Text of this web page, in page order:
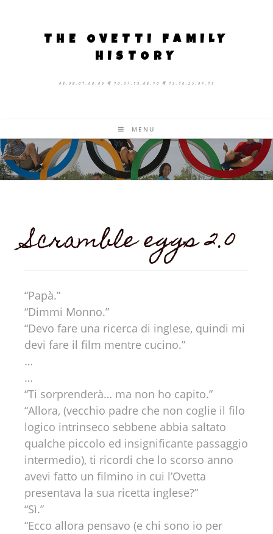
THE OVETTI FAMILY
HISTORY
08.08.09.00.06 # 10.07.13.08.40 # 12.10.25.04.13
MENU
Scramble eggs 2.0
“Papà.”
“Dimmi Monno.”
“Devo fare una ricerca di inglese, quindi mi
devi fare il film mentre cucino.”
…
…
“Ti sorprenderà… ma non ho capito.”
“Allora, (vecchio padre che non coglie il filo
logico intrinseco sebbene abbia saltato
qualche piccolo ed insignificante passaggio
intermedio), ti ricordi che lo scorso anno
avevi fatto un filmino in cui l’Ovetta
presentava la sua ricetta inglese?”
“Sì.”
“Ecco allora pensavo (e chi sono io per